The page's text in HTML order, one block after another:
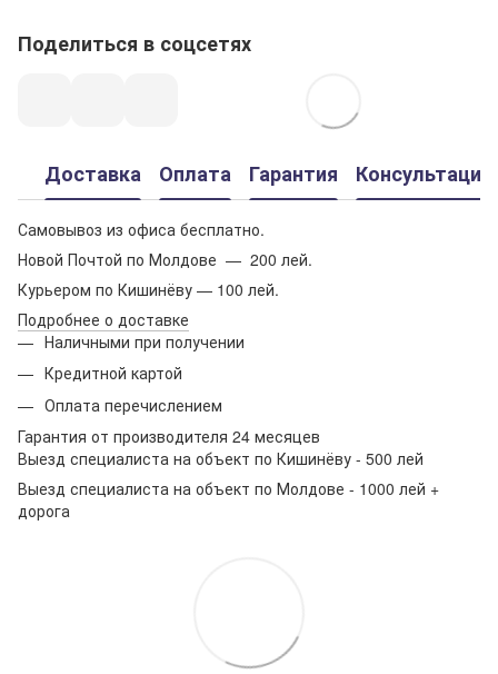
Поделиться в соцсетях
Доставка Оплата Гарантия Консультация
Самовывоз из офиса бесплатно.
Новой Почтой по Молдове — 200 лей.
Курьером по Кишинёву — 100 лей.
Подробнее о доставке
Наличными при получении
Кредитной картой
Оплата перечислением
Гарантия от производителя 24 месяцев
Выезд специалиста на объект по Кишинёву - 500 лей
Выезд специалиста на объект по Молдове - 1000 лей +
дорога